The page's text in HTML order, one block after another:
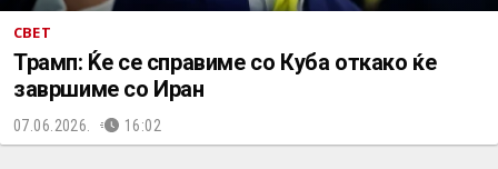
СВЕТ
Трамп: Ќе се справиме со Куба откако ќе
завршиме со Иран
07.06.2026. 16:02